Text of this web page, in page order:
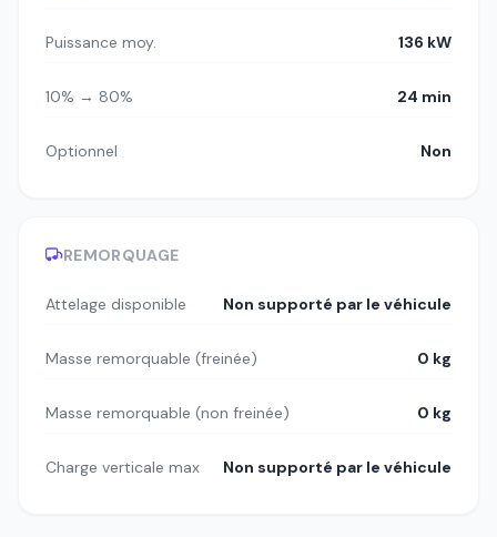
Puissance moy. 136 kW
10% → 80% 24 min
Optionnel Non
REMORQUAGE
Attelage disponible Non supporté par le véhicule
Masse remorquable (freinée) 0 kg
Masse remorquable (non freinée) 0 kg
Charge verticale max Non supporté par le véhicule